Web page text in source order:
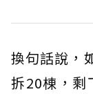
換句話說，
拆20棟，剩